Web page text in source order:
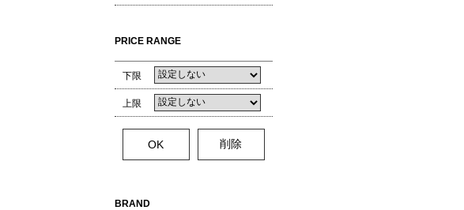
PRICE RANGE
下限
上限
BRAND